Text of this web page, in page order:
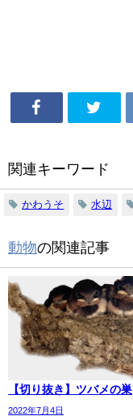
関連キーワード
かわうそ 水辺
動物の関連記事
【切り抜き】ツバメの巣
2022年7月4日